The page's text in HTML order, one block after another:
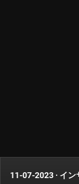
11-07-2023 · イン